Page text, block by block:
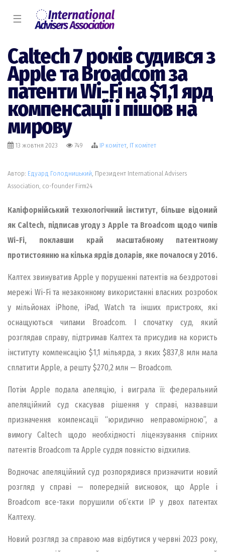
☰
Caltech 7 років судився з
Apple та Broadcom за
патенти Wi-Fi на $1,1 ярд
компенсації і пішов на
мирову
13 жовтня 2023 749 IP комiтет, IT комiтет
Автор: Едуард Голодницький , Президент International Advisers
Association, co-founder Firm24
Каліфорнійський технологічний інститут, більше відомий
як Caltech, підписав угоду з Apple та Broadcom щодо чипів
Wi-Fi, поклавши край масштабному патентному
протистоянню на кілька ярдів доларів, яке почалося у 2016.
Калтех звинуватив Apple у порушенні патентів на бездротові
мережі Wi-Fi та незаконному використанні власних розробок
у мільйонах iPhone, iPad, Watch та інших пристроях, які
оснащуються чипами Broadcom. І спочатку суд, який
розглядав справу, підтримав Калтех та присудив на користь
інституту компенсацію $1,1 мільярда, з яких $837,8 млн мала
сплатити Apple, а решту $270,2 млн — Broadcom.
Потім Apple подала апеляцію, і виграла її: федеральний
апеляційний суд скасував рішення у справі, назвавши
призначення компенсації “юридично неправомірною”, а
вимогу Caltech щодо необхідності ліцензування спірних
патентів Broadcom та Apple суддя повністю відхилив.
Водночас апеляційний суд розпорядився призначити новий
розгляд у справі — попередній висновок, що Apple і
Broadcom все-таки порушили об’єкти IP у двох патентах
Калтеху.
Новий розгляд за справою мав відбутися у червні 2023 року,